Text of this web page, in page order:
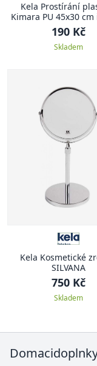
Kela Prostírání
Kimara PU 45x30
kůže světle
190 Kč
Skladem
Kela Kosmetické
SILVANA
750 Kč
Skladem